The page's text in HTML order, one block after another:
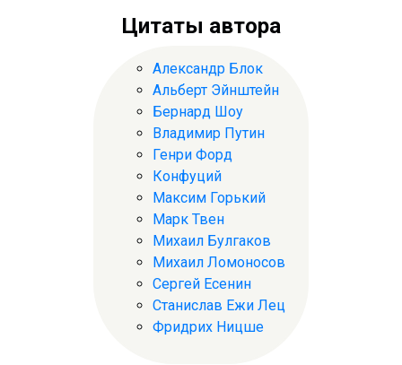
Цитаты автора
Александр Блок
Альберт Эйнштейн
Бернард Шоу
Владимир Путин
Генри Форд
Конфуций
Максим Горький
Марк Твен
Михаил Булгаков
Михаил Ломоносов
Сергей Есенин
Станислав Ежи Лец
Фридрих Ницше